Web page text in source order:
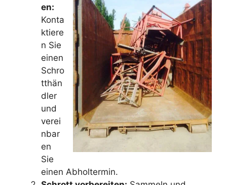
en:
Konta
ktiere
n Sie
einen
Schro
tthän
dler
und
verei
nbar
en
Sie
einen Abholtermin.